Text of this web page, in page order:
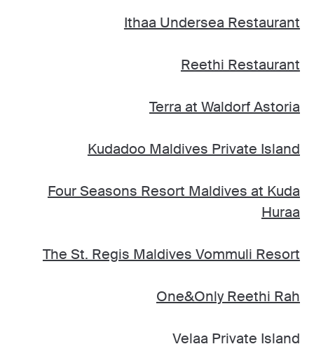
Ithaa Undersea Restaurant
Reethi Restaurant
Terra at Waldorf Astoria
Kudadoo Maldives Private Island
Four Seasons Resort Maldives at Kuda
Huraa
The St. Regis Maldives Vommuli Resort
One&Only Reethi Rah
Velaa Private Island